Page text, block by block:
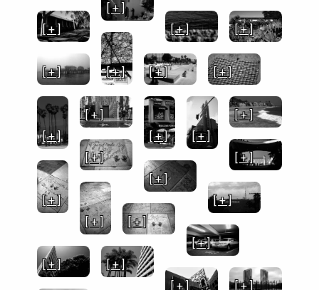
[ + ]
[ + ]
[ + ] [ + ]
[ + ]
[ + ] [ + ] [ + ]
[ + ]
[ + ]
[ + ]
[ + ]
[ + ]
[ + ]
[ + ]
[ + ]
[ + ]
[ + ]
[ + ]
[ + ]
[ + ]
[ + ]
[ + ]
[ + ]
[ + ]